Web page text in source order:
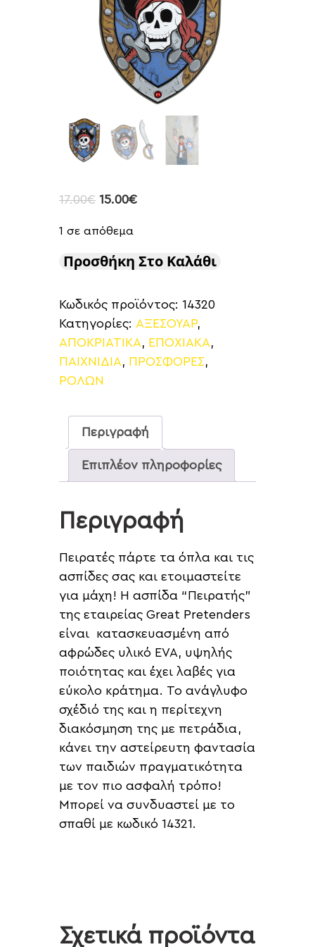
17.00€ 15.00€
1 σε απόθεμα
Προσθήκη Στο Καλάθι
Κωδικός προϊόντος: 14320
Κατηγορίες: ΑΞΕΣΟΥΑΡ,
ΑΠΟΚΡΙΑΤΙΚΑ
ΕΠΟΧΙΑΚΑ
ΠΑΙΧΝΙΔΙΑ
ΠΡΟΣΦΟΡΕΣ
ΡΟΛΩΝ
Περιγραφή
Επιπλέον πληροφορίες
Περιγραφή
Πειρατές πάρτε τα όπλα και τις
ασπίδες σας και ετοιμαστείτε
για μάχη! Η ασπίδα “Πειρατής”
της εταιρείας Great Pretenders
είναι κατασκευασμένη από
αφρώδες υλικό EVA, υψηλής
ποιότητας και έχει λαβές για
εύκολο κράτημα. Το ανάγλυφο
σχέδιό της και η περίτεχνη
διακόσμηση της με πετράδια,
κάνει την αστείρευτη φαντασία
των παιδιών πραγματικότητα
με τον πιο ασφαλή τρόπο!
Μπορεί να συνδυαστεί με το
σπαθί με κωδικό 14321.
Σχετικά προϊόντα